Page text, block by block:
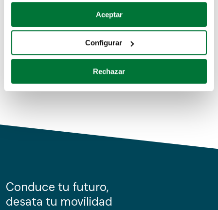
Si lo permite, también quisiéramos:
Recopilar información sobre su ubicación geográfica
Identificar su dispositivo analizándolo activamente
para buscar características específicas (huellas
Obtenga más información sobre cómo se procesan sus
de cookies.
información sobre el uso que haga del sitio web con
nuestros partners de redes sociales, publicidad y análisis
Aceptar
Configurar
Rechazar
Coches de segunda mano
Coches de km0
Conduce tu futuro,
desata tu movilidad